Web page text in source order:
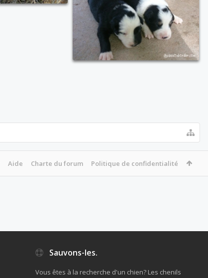
Aide Charte du forum Politique de confidentialité
Sauvons-les.
Vous êtes à la recherche d'un chien? Les chenils